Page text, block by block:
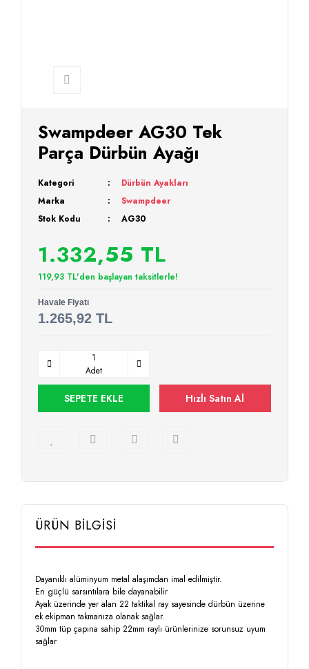
Swampdeer AG30 Tek
Parça Dürbün Ayağı
Kategori
Dürbün Ayakları
Marka
Swampdeer
Stok Kodu
AG30
1.332,55 TL
119,93 TL'den başlayan taksitlerle!
Havale Fiyatı
1.265,92 TL
Adet
SEPETE EKLE Hızlı Satın Al
ÜRÜN BİLGİSİ
Dayanıklı alüminyum metal alaşımdan imal edilmiştir.
En güçlü sarsıntılara bile dayanabilir
Ayak üzerinde yer alan 22 taktikal ray sayesinde dürbün üzerine
ek ekipman takmanıza olanak sağlar.
30mm tüp çapına sahip 22mm raylı ürünlerinize sorunsuz uyum
sağlar